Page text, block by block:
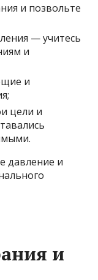
и позвольте
— учитесь
и
и
цели и
давление и
и